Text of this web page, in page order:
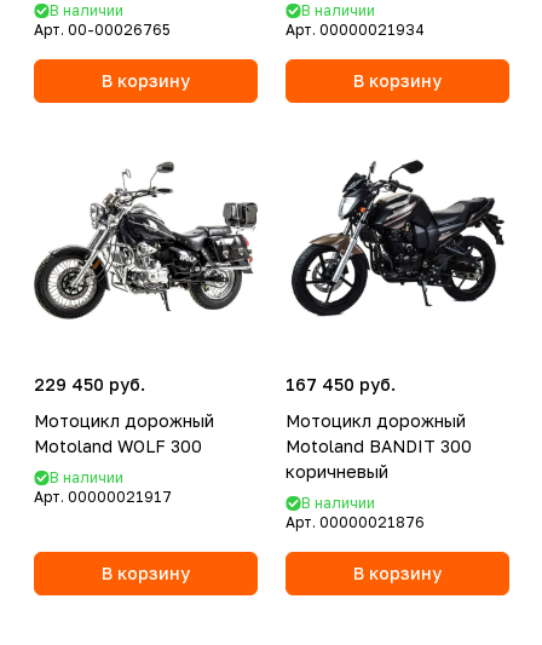
В наличии
Арт. 00-00026765
В корзину
В наличии
Арт. 00000021934
В корзину
229 450 руб.
Мотоцикл дорожный
Motoland WOLF 300
В наличии
Арт. 00000021917
В корзину
167 450 руб.
Мотоцикл дорожный
Motoland BANDIT 300
коричневый
В наличии
Арт. 00000021876
В корзину